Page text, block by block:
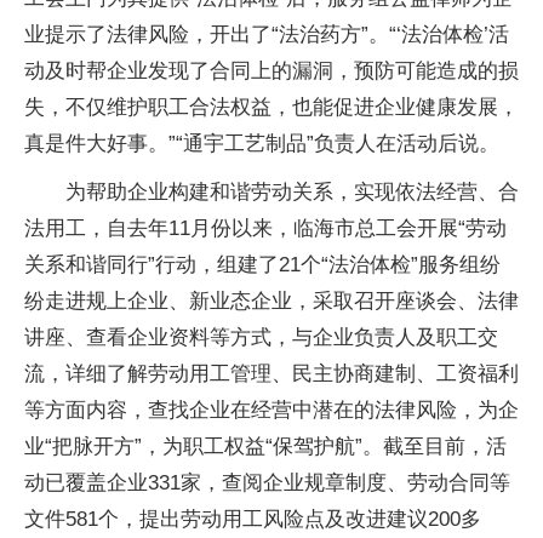
业提示了法律风险，开出了“法治药方”。“‘法治体检’活
动及时帮企业发现了合同上的漏洞，预防可能造成的损
失，不仅维护职工合法权益，也能促进企业健康发展，
真是件大好事。”“通宇工艺制品”负责人在活动后说。
为帮助企业构建和谐劳动关系，实现依法经营、合
法用工，自去年11月份以来，临海市总工会开展“劳动
关系和谐同行”行动，组建了21个“法治体检”服务组纷
纷走进规上企业、新业态企业，采取召开座谈会、法律
讲座、查看企业资料等方式，与企业负责人及职工交
流，详细了解劳动用工管理、民主协商建制、工资福利
等方面内容，查找企业在经营中潜在的法律风险，为企
业“把脉开方”，为职工权益“保驾护航”。截至目前，活
动已覆盖企业331家，查阅企业规章制度、劳动合同等
文件581个，提出劳动用工风险点及改进建议200多